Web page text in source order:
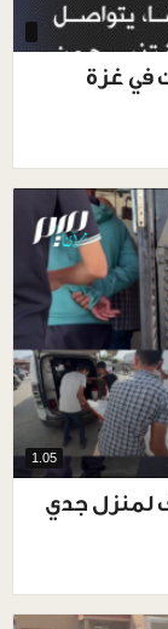
في غزة
1.05
لمنزل جدي